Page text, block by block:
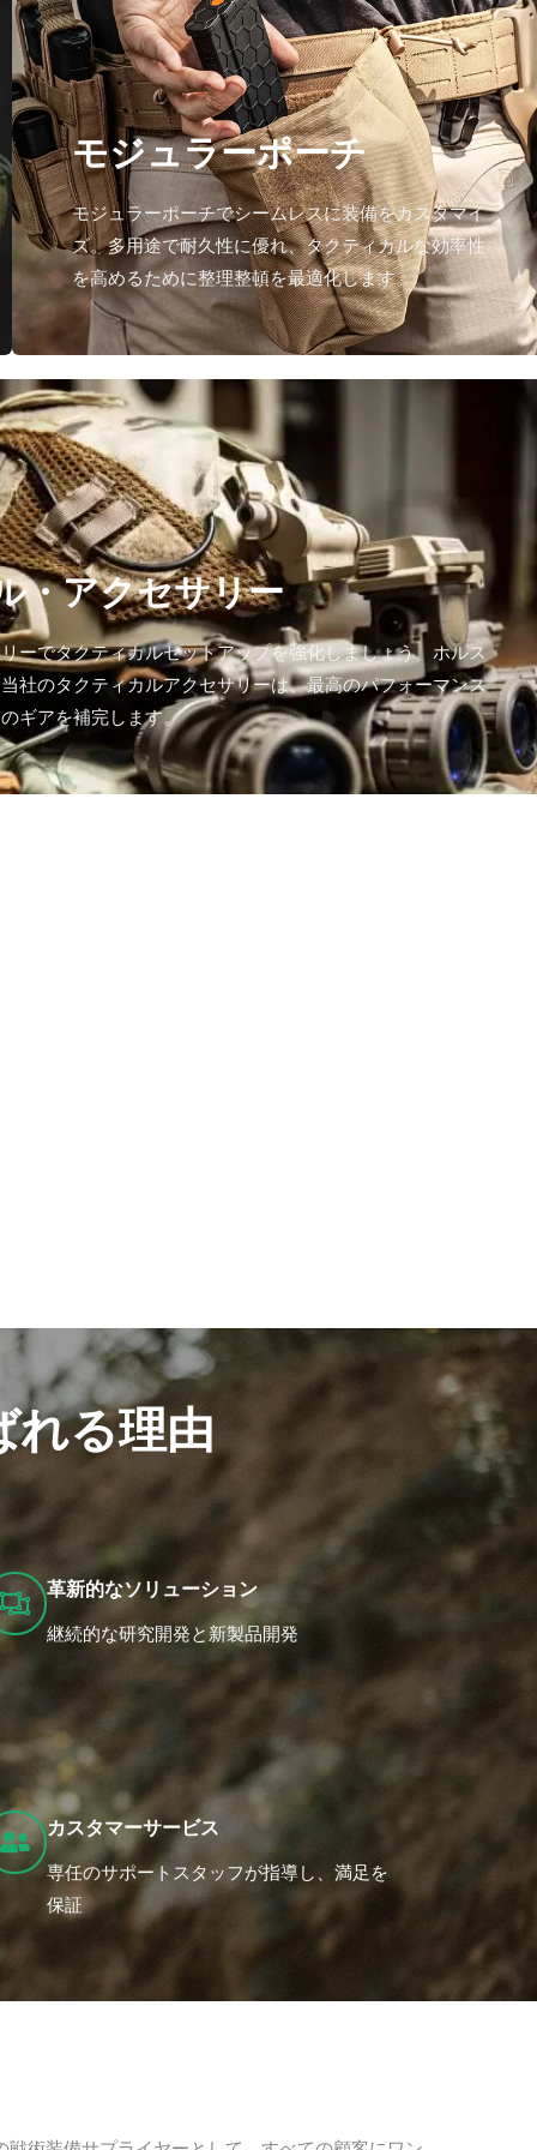
モジュラーポーチ
モジュラーポーチでシームレスに装備をカスタマイ
ズ。多用途で耐久性に優れ、タクティカルな効率性
を高めるために整理整頓を最適化します。
・アクセサリー
ーでタクティカルセットアップを強化しましょう。ホルス
社のタクティカルアクセサリーは、最高のパフォーマンス
ギアを補完します。
れる理由
革新的なソリューション
継続的な研究開発と新製品開発
カスタマーサービス
専任のサポートスタッフが指導し、満足を
保証